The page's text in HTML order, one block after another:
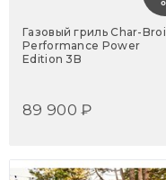
Газовый гриль Char-Broil
Performance Power
Edition 3B
89 900 ₽